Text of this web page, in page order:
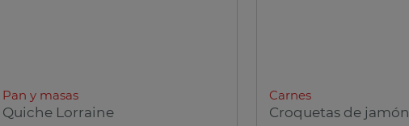
Pan y masas
Quiche Lorraine
Carnes
Croquetas de jamón